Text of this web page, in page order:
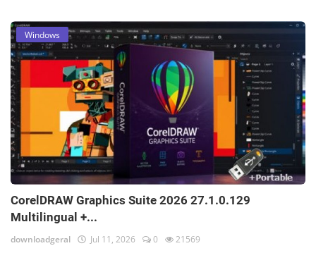
Windows
CorelDRAW Graphics Suite 2026 27.1.0.129
Multilingual +...
downloadgeral Jul 11, 2026 0 21569